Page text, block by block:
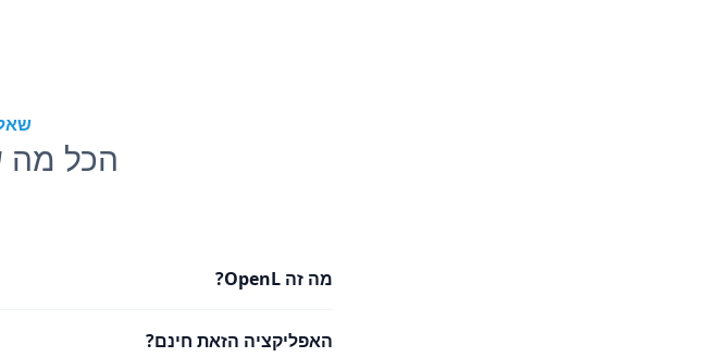
הכל מה
מה זה OpenL?
האפליקציה הזאת חינם?